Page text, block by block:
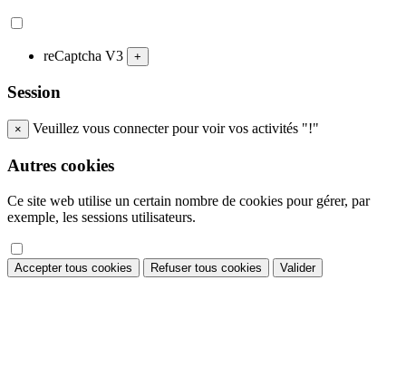
reCaptcha V3 +
Session
× Veuillez vous connecter pour voir vos activités "!"
Autres cookies
Ce site web utilise un certain nombre de cookies pour gérer, par
exemple, les sessions utilisateurs.
Accepter tous cookies Refuser tous cookies Valider